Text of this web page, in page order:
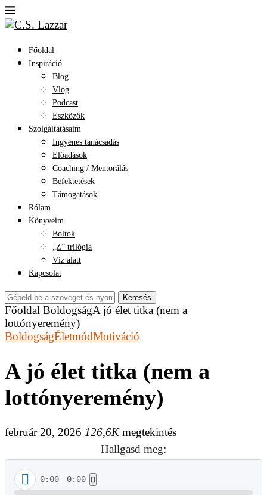
Főoldal
Inspiráció
Blog
Vlog
Podcast
Eszközök
Szolgáltatásaim
Ingyenes tanácsadás
Előadások
Coaching / Mentorálás
Befektetések
Támogatások
Rólam
Könyveim
Boltok
„Z” trilógia
Víz alatt
Kapcsolat
Keresés
Főoldal BoldogságA jó élet titka (nem a
lottónyeremény)
BoldogságÉletmódMotiváció
A jó élet titka (nem a
lottónyeremény)
február 20, 2026 126,6Kmegtekintés
Hallgasd meg:
0:00 0:00